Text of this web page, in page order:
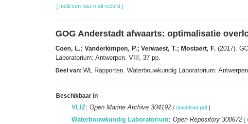
[ meld een fout in dit record ]
GOG Anderstadt afwaarts: optimalisatie
Coen, L.; Vanderkimpen, P.; Verwaest, T.; Mostaert, F. (2017).
Laboratorium: Antwerpen. VIII, 37 pp.
Deel van: WL Rapporten. Waterbouwkundig Laboratorium:
Beschikbaar in
VLIZ: Open Marine Archive 304192 [ download pdf ]
Waterbouwkundig Laboratorium: Open Repository 300672 [